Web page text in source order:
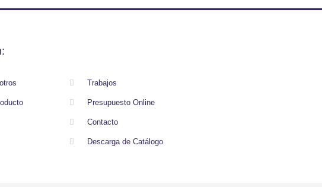
Trabajos
Presupuesto Online
Contacto
Descarga de Catálogo